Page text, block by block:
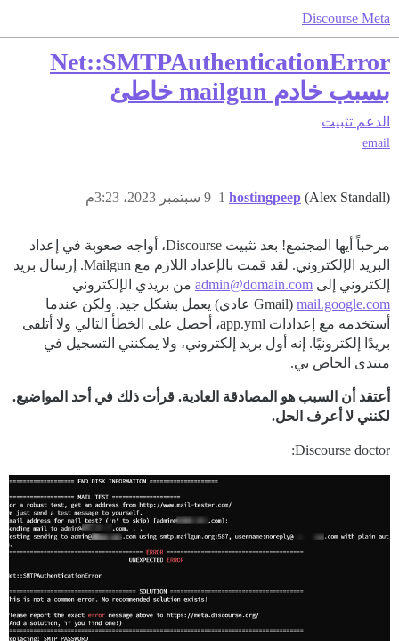
Discourse Meta
Net::SMTPAuthenticationError
بسبب خادم mailgun خاطئ
الدعم تثبيت
email
hostingpeep (Alex Standall) 9 سبتمبر 2023، 3:23م 1
مرحباً أيها المجتمع! بعد تثبيت Discourse، أواجه صعوبة في إعداد
البريد الإلكتروني. لقد قمت بالإعداد اللازم مع Mailgun. إرسال بريد
إلكتروني إلى admin@domain.com من بريدي الإلكتروني
mail.google.com
(Gmail عادي) يعمل بشكل جيد. ولكن عندما
أستخدمه مع إعدادات app.yml، أحصل على الخطأ التالي ولا أتلقى
بريدًا إلكترونيًا. إنه أول بريد إلكتروني، ولا يمكنني التسجيل في
منتدى الخاص بي.
أعتقد أن السبب هو المصادقة العادية. قرأت ذلك في أحد المواضيع.
لكنني لا أعرف الحل.
Discourse doctor: